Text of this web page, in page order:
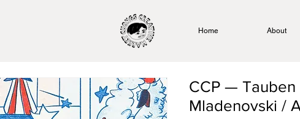
Home About
CCP —
Mladenovski /